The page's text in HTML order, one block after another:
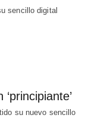
sencillo digital
su nuevo sencillo